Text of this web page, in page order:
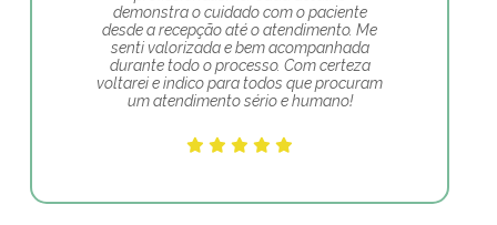
demonstra o cuidado com o paciente
desde a recepção até o atendimento. Me
senti valorizada e bem acompanhada
durante todo o processo. Com certeza
voltarei e indico para todos que procuram
um atendimento sério e humano!